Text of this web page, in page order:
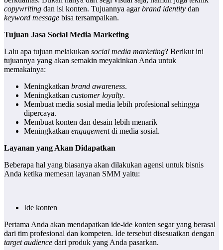
copywriting dan isi konten. Tujuannya agarbrand identity dan
keyword message bisa tersampaikan.
Tujuan Jasa Social Media Marketing
Lalu apa tujuan melakukan social media marketing? Berikut ini
tujuannya yang akan semakin meyakinkan Anda untuk
memakainya:
Meningkatkan brand awareness.
Meningkatkan customer loyalty.
Membuat media sosial media lebih profesional sehingga
dipercaya.
Membuat konten dan desain lebih menarik
Meningkatkan engagementdi media sosial.
Layanan yang Akan Didapatkan
Beberapa hal yang biasanya akan dilakukan agensi untuk bisnis
Anda ketika memesan layanan SMM yaitu:
Ide konten
Pertama Anda akan mendapatkan ide-ide konten segar yang berasal
dari tim profesional dan kompeten. Ide tersebut disesuaikan dengan
target audience dari produk yang Anda pasarkan.